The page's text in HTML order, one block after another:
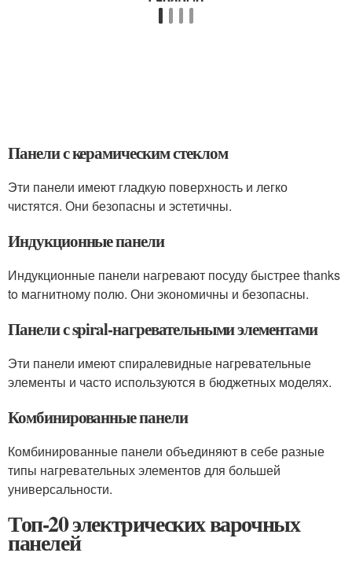
Панели с керамическим стеклом
Эти панели имеют гладкую поверхность и легко
чистятся. Они безопасны и эстетичны.
Индукционные панели
Индукционные панели нагревают посуду быстрее thanks
to магнитному полю. Они экономичны и безопасны.
Панели с spiral-нагревательными элементами
Эти панели имеют спиралевидные нагревательные
элементы и часто используются в бюджетных моделях.
Комбинированные панели
Комбинированные панели объединяют в себе разные
типы нагревательных элементов для большей
универсальности.
Топ-20 электрических варочных
панелей